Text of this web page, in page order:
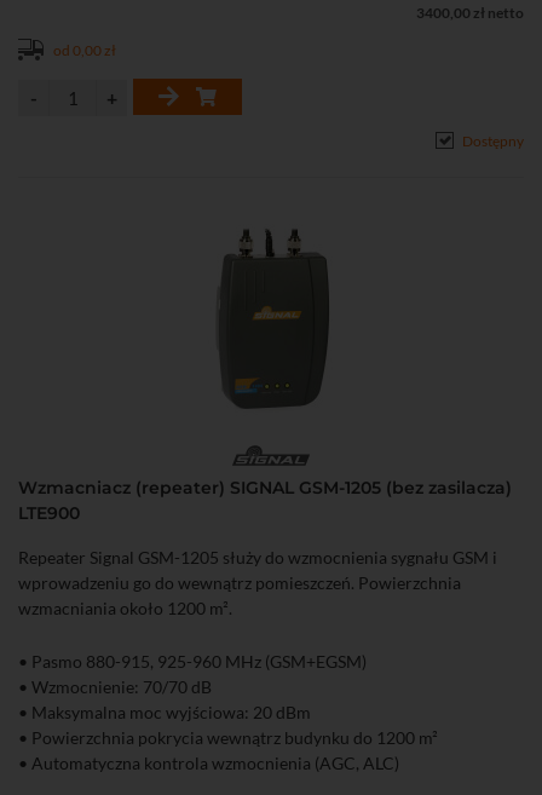
3400,00 zł netto
od 0,00 zł
Dostępny
Wzmacniacz (repeater) SIGNAL GSM-1205 (bez zasilacza)
LTE900
Repeater Signal GSM-1205 służy do wzmocnienia sygnału GSM i
wprowadzeniu go do wewnątrz pomieszczeń. Powierzchnia
wzmacniania około 1200 m².
• Pasmo 880-915, 925-960 MHz (GSM+EGSM)
• Wzmocnienie: 70/70 dB
• Maksymalna moc wyjściowa: 20 dBm
• Powierzchnia pokrycia wewnątrz budynku do 1200 m²
• Automatyczna kontrola wzmocnienia (AGC, ALC)